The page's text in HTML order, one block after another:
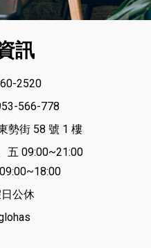
訊
2520
566-778
勢街 58 號 1 樓
五 09:00~21:00
公休